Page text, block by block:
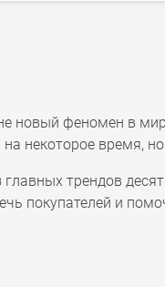
новый феномен в
некоторое время,
трендов
покупателей и